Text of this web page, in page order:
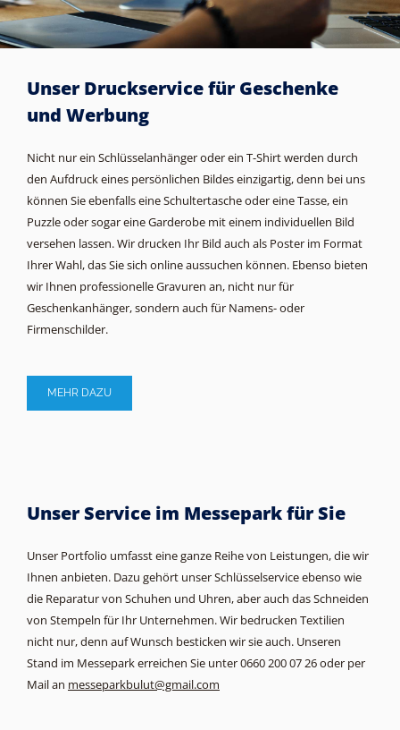
Unser Druckservice für Geschenke
und Werbung
Nicht nur ein Schlüsselanhänger oder ein T-Shirt werden durch
den Aufdruck eines persönlichen Bildes einzigartig, denn bei uns
können Sie ebenfalls eine Schultertasche oder eine Tasse, ein
Puzzle oder sogar eine Garderobe mit einem individuellen Bild
versehen lassen. Wir drucken Ihr Bild auch als Poster im Format
Ihrer Wahl, das Sie sich online aussuchen können. Ebenso bieten
wir Ihnen professionelle Gravuren an, nicht nur für
Geschenkanhänger, sondern auch für Namens- oder
Firmenschilder.
MEHR DAZU
Unser Service im Messepark für Sie
Unser Portfolio umfasst eine ganze Reihe von Leistungen, die wir
Ihnen anbieten. Dazu gehört unser Schlüsselservice ebenso wie
die Reparatur von Schuhen und Uhren, aber auch das Schneiden
von Stempeln für Ihr Unternehmen. Wir bedrucken Textilien
nicht nur, denn auf Wunsch besticken wir sie auch. Unseren
Stand im Messepark erreichen Sie unter 0660 200 07 26 oder per
Mail an messeparkbulut@gmail.com